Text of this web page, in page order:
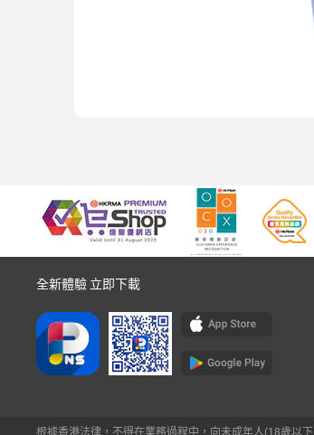
全新體驗 立即下載
根據香港法律，不得在業務過程中，向未成年人(18歲以